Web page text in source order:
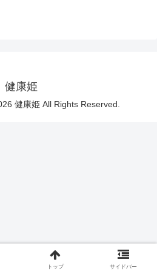
健康姫
健康姫 All Rights Reserved.
トップ サイドバー